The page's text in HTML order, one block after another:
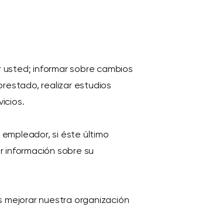
informar sobre cambios
realizar estudios
si éste último
información sobre su
mejorar nuestra organización